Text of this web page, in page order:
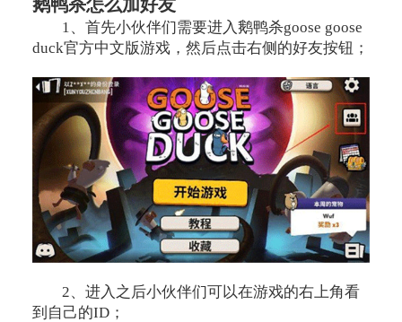
鹅鸭杀怎么加好友
1、首先小伙伴们需要进入鹅鸭杀goose goose
duck官方中文版游戏，然后点击右侧的好友按钮；
2、进入之后小伙伴们可以在游戏的右上角看
到自己的ID；